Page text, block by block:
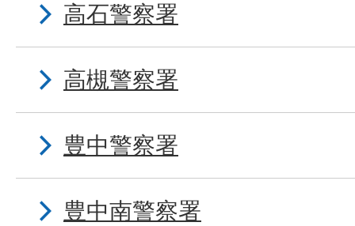
高石警察署
高槻警察署
豊中警察署
豊中南警察署